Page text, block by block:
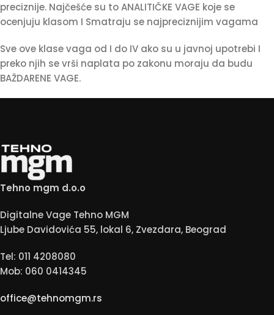
preciznije. Najčešće su to ANALITIČKE VAGE koje se
ocenjuju klasom I Smatraju se najpreciznijim vagama
Sve ove klase vaga od I do IV ako su u javnoj upotrebi I
preko njih se vrši naplata po zakonu moraju da budu
BAŽDARENE VAGE.
Tehno mgm d.o.o
Digitalne Vage Tehno MGM
Ljube Davidovića 55, lokal 6, Zvezdara, Beograd
Tel: 011 4208080
Mob: 060 0414345
office@tehnomgm.rs